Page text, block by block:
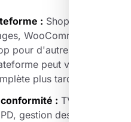
: Shopify est
WooCommerce
pour d'autres encore.
peut vous
plus tard.
: TVA, CGV,
gestion des données